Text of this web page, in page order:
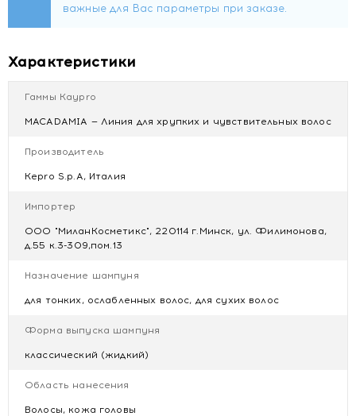
Характеристики
Гаммы Kaypro
MACADAMIA — Линия для хрупких и чувствительных волос
Производитель
Kepro S.p.A, Италия
Импортер
ООО "МиланКосметикс", 220114 г.Минск, ул. Филимонова,
д.55 к.3-309,пом.13
Назначение шампуня
для тонких, ослабленных волос, для сухих волос
Форма выпуска шампуня
классический (жидкий)
Область нанесения
Волосы, кожа головы